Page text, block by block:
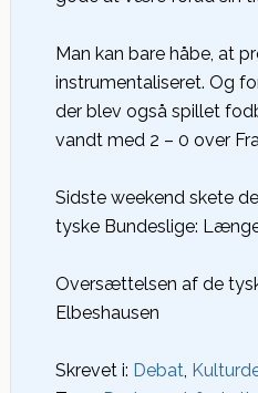
Man kan bare håbe, at
instrumentaliseret. Og
der blev også spillet
vandt med 2 – 0 over
Sidste weekend skete
tyske Bundeslige:
Oversættelsen af de
Elbeshausen
Skrevet i: Debat,